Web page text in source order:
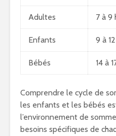
Adultes 7 à 9
Enfants 9 à
Bébés 14 à
Comprendre le cycle de
les enfants et les bébés
l’environnement de
besoins spécifiques de